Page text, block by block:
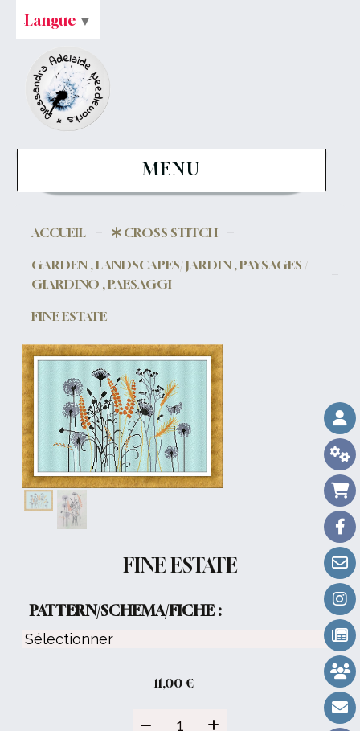
MENU
ACCUEIL
CROSS STITCH
GARDEN , LANDSCAPES/ JARDIN , PAYSAGES /
GIARDINO , PAESAGGI
FINE ESTATE
FINE ESTATE
PATTERN/SCHEMA/FICHE :
11,00 €
Langue ▼